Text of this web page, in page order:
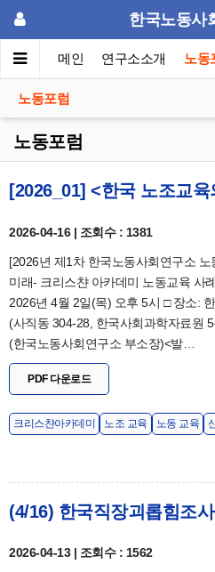
한국노동사
메인 연구소소개 노동
노동포럼
노동포럼
2026-04-16 | 조회수 : 1381
[2026년 제1차 한국노동사회연구소
미래- 크리스챤 아카데미 노동교육 사
2026년 4월 2일(목) 오후 5시 □ 장소:
(사직동 304-28, 한국사회과학자료원
(한국노동사회연구소 부소장)<발…
PDF 다운로드
크리스챤아카데미 노조 교육 노동 교육
2026-04-13 | 조회수 : 1562